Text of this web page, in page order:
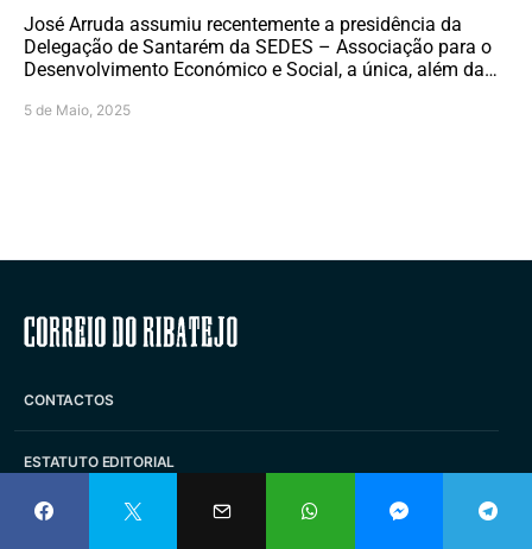
José Arruda assumiu recentemente a presidência da
Delegação de Santarém da SEDES – Associação para o
Desenvolvimento Económico e Social, a única, além da…
5 de Maio, 2025
Correio do Ribatejo
CONTACTOS
ESTATUTO EDITORIAL
FICHA TÉCNICA